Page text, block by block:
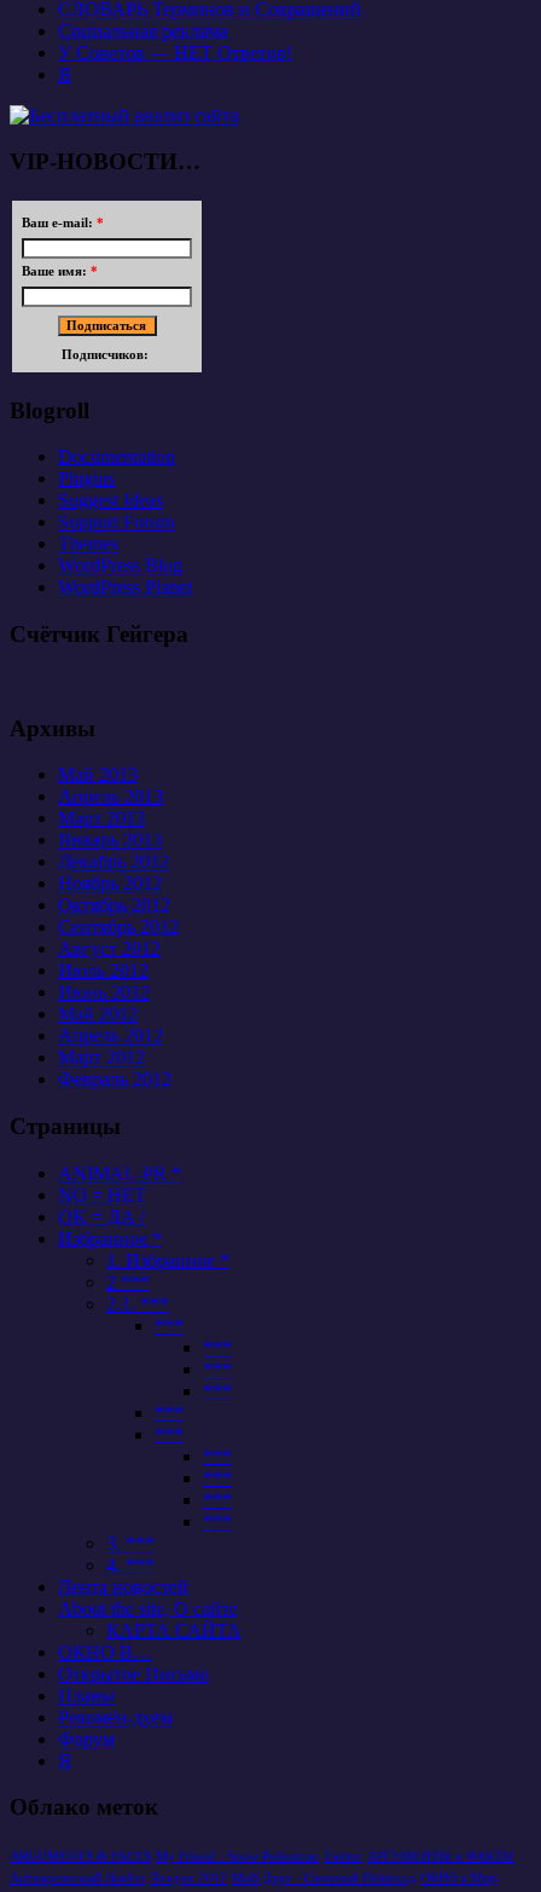
СЛОВАРЬ Терминов и Сокращений
Социальная реклама
У Советов — НЕТ Ответов!
Я
VIP-НОВОСТИ…
Ваш e-mail: *
Ваше имя: *
Подписчиков:
Blogroll
Documentation
Plugins
Suggest Ideas
Support Forum
Themes
WordPress Blog
WordPress Planet
Счётчик Гейгера
Архивы
Май 2013
Апрель 2013
Март 2013
Январь 2013
Декабрь 2012
Ноябрь 2012
Октябрь 2012
Сентябрь 2012
Август 2012
Июль 2012
Июнь 2012
Май 2012
Апрель 2012
Март 2012
Февраль 2012
Страницы
ANIMAL-PR *
NO = НЕТ
OK = ДА /
Избранное *
1. Избранное *
2 ***
2.1. ***
***
***
***
***
***
***
***
***
***
***
3. ***
4. ***
Лента новостей
About the site, О сайте
КАРТА САЙТА
ОКНО В…
Открытое Письмо
Планы
Рекомен-дуем
Форум
Я
Облако меток
ARGUMENTS & FACTS My Friend - Snow Pedestrian Twitter АРГУМЕНТЫ и ФАКТЫ
Антикризисный Ликбез Лондон 2012 Мой Друг - Снежный Пешеход ОКНО в Мир